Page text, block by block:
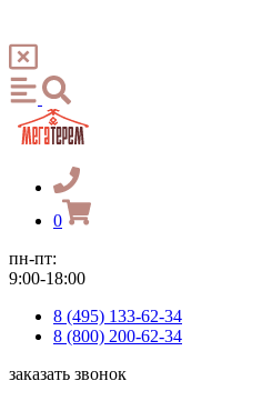
0
пн-пт:
9:00-18:00
8 (495) 133-62-34
8 (800) 200-62-34
заказать звонок